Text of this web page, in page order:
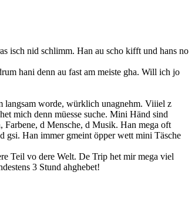
isch nid schlimm. Han au scho kifft und hans no
hani denn au fast am meiste gha. Will ich jo
langsam worde, würklich unagnehm. Viiiel z
mich denn müesse suche. Mini Händ sind
Farbene, d Mensche, d Musik. Han mega oft
gsi. Han immer gmeint öpper wett mini Täsche
Teil vo dere Welt. De Trip het mir mega viel
3 Stund ahghebet!